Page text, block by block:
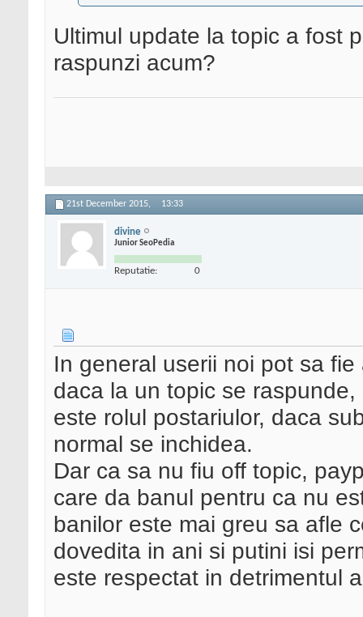
Ultimul update la topic a fost
raspunzi acum?
21st December 2015, 13:33
divine
Junior SeoPedia
Reputatie: 0
In general userii noi pot sa
daca la un topic se
este rolul postariulor, daca
normal se inchidea.
Dar ca sa nu fiu off topic,
care da banul pentru ca nu
banilor este mai greu sa afle
dovedita in ani si putini isi
este respectat in detrimentul